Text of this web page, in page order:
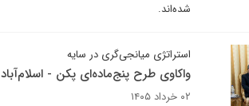
شده‌اند.
استراتژی میانجی‌گری در سایه
واکاوی طرح پنج‌ماده‌ای پکن - اسلام‌آباد
۰۲ خرداد ۱۴۰۵